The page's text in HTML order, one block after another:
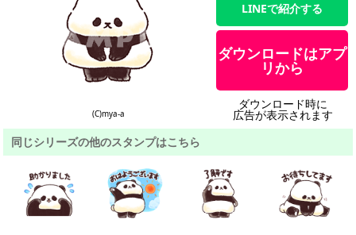
(C)mya-a
LINEで紹介する
ダウンロードはアプ
リから
ダウンロード時に
広告が表示されます
同じシリーズの他のスタンプはこちら